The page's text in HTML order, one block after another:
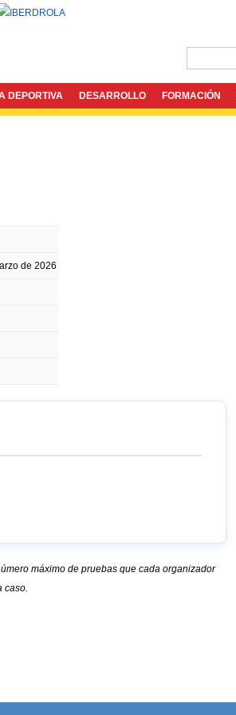
DEPORTIVA DESARROLLO FORMACIÓN
de 2026
máximo de pruebas que cada organizador
caso.